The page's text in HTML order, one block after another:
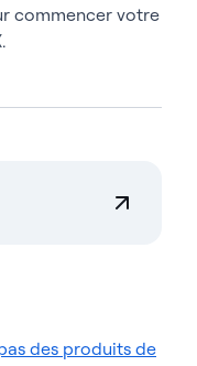
commencer votre
de gestion et
dans le